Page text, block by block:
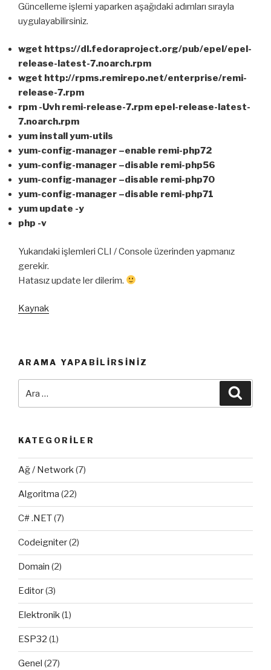
Güncelleme işlemi yaparken aşağıdaki adımları sırayla
uygulayabilirsiniz.
wget https://dl.fedoraproject.org/pub/epel/epel-
release-latest-7.noarch.rpm
wget http://rpms.remirepo.net/enterprise/remi-
release-7.rpm
rpm -Uvh remi-release-7.rpm epel-release-latest-
7.noarch.rpm
yum install yum-utils
yum-config-manager –enable remi-php72
yum-config-manager –disable remi-php56
yum-config-manager –disable remi-php70
yum-config-manager –disable remi-php71
yum update -y
php -v
Yukarıdaki işlemleri CLI / Console üzerinden yapmanız
gerekir.
Hatasız update ler dilerim.
Kaynak
ARAMA YAPABILIRSINIZ
KATEGORILER
Ağ / Network(7)
Algoritma (22)
C# .NET(7)
Codeigniter(2)
Domain (2)
Editor(3)
Elektronik(1)
ESP32 (1)
Genel (27)